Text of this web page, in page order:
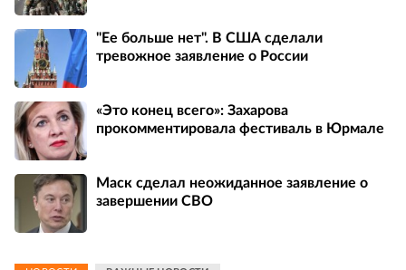
"Ее больше нет". В США сделали
тревожное заявление о России
«Это конец всего»: Захарова
прокомментировала фестиваль в Юрмале
Маск сделал неожиданное заявление о
завершении СВО